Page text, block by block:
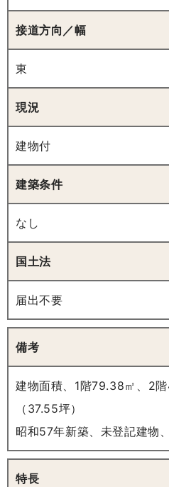
接道方向／幅
東
現況
建物付
建築条件
なし
国土法
届出不要
備考
建物面積、1階79.38㎡、2
（37.55坪）
昭和57年新築、未登記建物
特長